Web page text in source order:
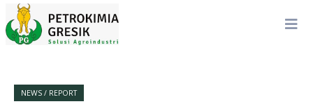
NEWS / REPORT